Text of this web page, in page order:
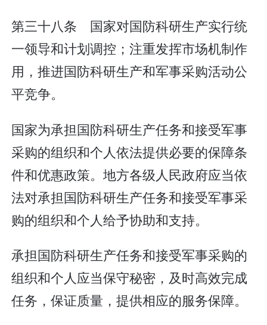
第三十八条 国家对国防科研生产实行统
一领导和计划调控；注重发挥市场机制作
用，推进国防科研生产和军事采购活动公
平竞争。
国家为承担国防科研生产任务和接受军事
采购的组织和个人依法提供必要的保障条
件和优惠政策。地方各级人民政府应当依
法对承担国防科研生产任务和接受军事采
购的组织和个人给予协助和支持。
承担国防科研生产任务和接受军事采购的
组织和个人应当保守秘密，及时高效完成
任务，保证质量，提供相应的服务保障。